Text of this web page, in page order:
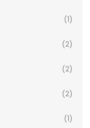
(1)
(2)
(2)
(2)
(1)